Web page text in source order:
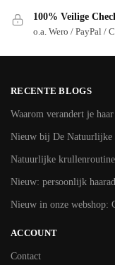
100% Veilige
o.a. Wero / PayPal /
RECENTE BLOGS
Waarom verandert je
Nieuw bij De Natuurlijke
Natuurlijke krullenroutine
Nieuw: persoonlijk
Nieuw in onze webshop:
ACCOUNT
Contact